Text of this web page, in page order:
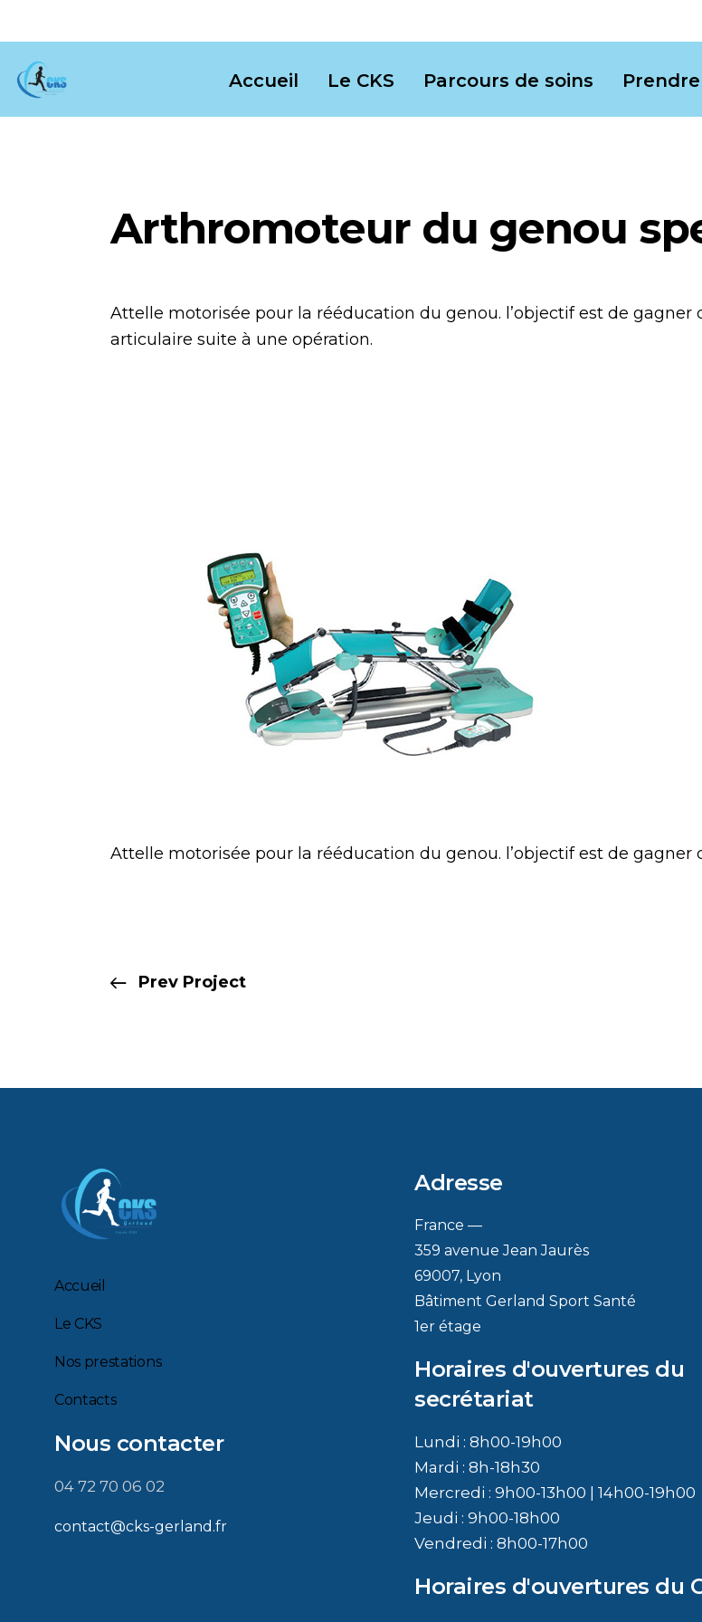
Accueil Le CKS Parcours de soins
Arthromoteur du genou
Attelle motorisée pour la rééducation du genou. l’objectif est de gagner
articulaire suite à une opération.
Attelle motorisée pour la rééducation du genou. l’objectif est de
Prev Project
Accueil
Le CKS
Nos prestations
Contacts
Nous contacter
04 72 70 06 02
contact@cks-gerland.fr
Adresse
France —
359 avenue Jean Jaurès
69007, Lyon
Bâtiment Gerland Sport Santé
1er étage
Horaires d'ouvertures du
secrétariat
Lundi : 8h00-19h00
Mardi : 8h-18h30
Mercredi : 9h00-13h00 | 14h00-19h00
Jeudi : 9h00-18h00
Vendredi : 8h00-17h00
Horaires d'ouvertures du